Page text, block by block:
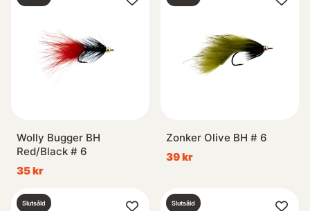
Wolly Bugger BH
Red/Black # 6
35 kr
Zonker Olive BH # 6
39 kr
Slutsåld Slutsåld